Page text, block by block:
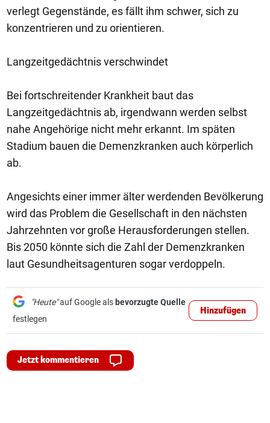
verlegt Gegenstände, es fällt ihm schwer, sich zu
konzentrieren und zu orientieren.
Langzeitgedächtnis verschwindet
Bei fortschreitender Krankheit baut das
Langzeitgedächtnis ab, irgendwann werden selbst
nahe Angehörige nicht mehr erkannt. Im späten
Stadium bauen die Demenzkranken auch körperlich
ab.
Angesichts einer immer älter werdenden Bevölkerung
wird das Problem die Gesellschaft in den nächsten
Jahrzehnten vor große Herausforderungen stellen.
Bis 2050 könnte sich die Zahl der Demenzkranken
laut Gesundheitsagenturen sogar verdoppeln.
"Heute"auf Google als bevorzugte Quelle
festlegen
Hinzufügen
Jetzt kommentieren